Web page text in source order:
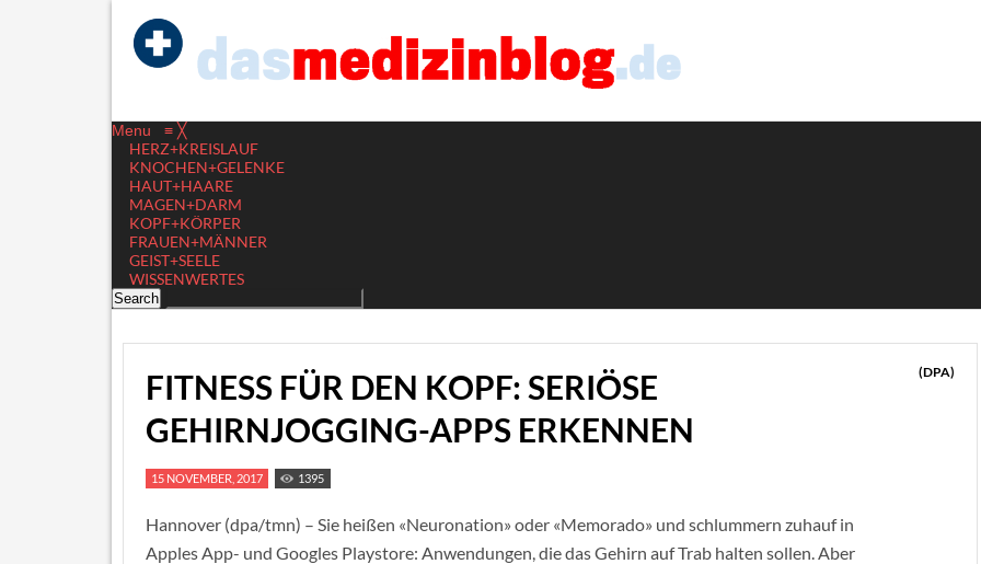
Menu ≡ ╳
HERZ+KREISLAUF
KNOCHEN+GELENKE
HAUT+HAARE
MAGEN+DARM
KOPF+KÖRPER
FRAUEN+MÄNNER
GEIST+SEELE
WISSENWERTES
FITNESS FÜR DEN KOPF: SERIÖSE
GEHIRNJOGGING-APPS ERKENNEN
(DPA)
15 NOVEMBER, 2017 1395
Hannover (dpa/tmn) – Sie heißen «Neuronation» oder «Memorado» und schlummern zuhauf in
Apples App- und Googles Playstore: Anwendungen, die das Gehirn auf Trab halten sollen. Aber